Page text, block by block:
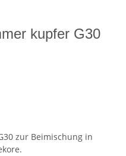
kupfer G30
zur Beimischung in